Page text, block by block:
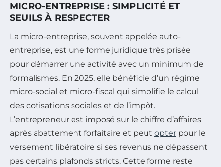
MICRO-ENTREPRISE : SIMPLICITÉ ET
SEUILS À RESPECTER
La micro-entreprise, souvent appelée auto-
entreprise, est une forme juridique très prisée
pour démarrer une activité avec un minimum de
formalismes. En 2025, elle bénéficie d’un régime
micro-social et micro-fiscal qui simplifie le calcul
des cotisations sociales et de l’impôt.
L’entrepreneur est imposé sur le chiffre d’affaires
après abattement forfaitaire et peut opter pour le
versement libératoire si ses revenus ne dépassent
pas certains plafonds stricts. Cette forme reste